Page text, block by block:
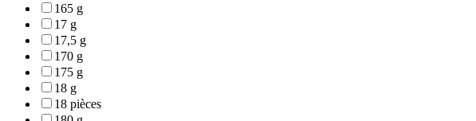
165 g
17 g
17,5 g
170 g
175 g
18 g
18 pièces